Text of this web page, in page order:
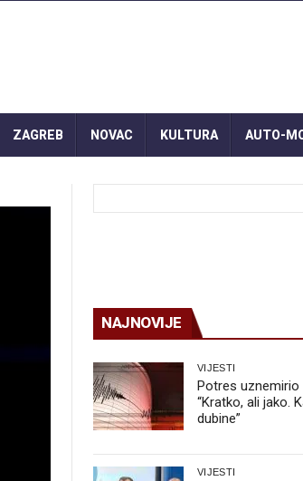
ZAGREB NOVAC KULTURA AUTO-
NAJNOVIJE
VIJESTI
Potres uznemirio
“Kratko, ali jako.
dubine”
VIJESTI